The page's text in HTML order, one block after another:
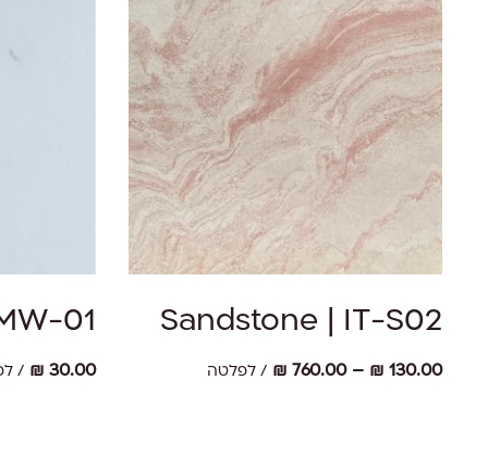
למוצר
מספר
ניתן
Sandstone | IT-S02
₪ 130.00
–
₪ 760.00
טווח
/ לפלטה
מספר
ניתן
01
₪30.00
/